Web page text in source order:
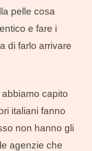
pelle cosa
e fare i
di farlo arrivare
capito
italiani fanno
non hanno gli
agenzie che